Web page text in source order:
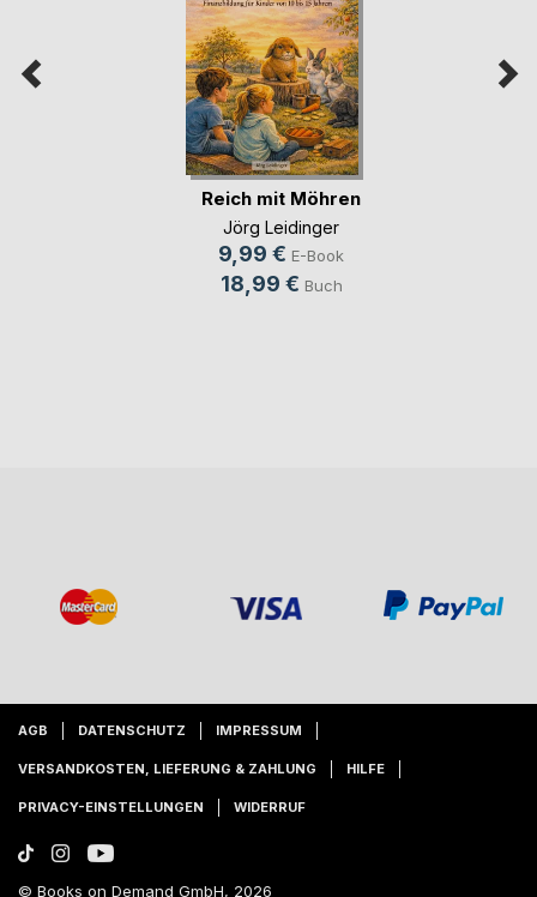
Reich mit Möhren
Jörg Leidinger
9,99 € E-Book
18,99 € Buch
AGB DATENSCHUTZ IMPRESSUM
VERSANDKOSTEN, LIEFERUNG & ZAHLUNG HILFE
PRIVACY-EINSTELLUNGEN WIDERRUF
© Books on Demand GmbH, 2026